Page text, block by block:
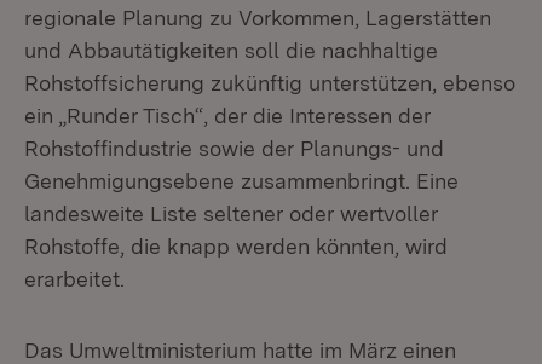
regionale Planung zu Vorkommen, Lagerstätten
und Abbautätigkeiten soll die nachhaltige
Rohstoffsicherung zukünftig unterstützen, ebenso
ein „Runder Tisch“, der die Interessen der
Rohstoffindustrie sowie der Planungs- und
Genehmigungsebene zusammenbringt. Eine
landesweite Liste seltener oder wertvoller
Rohstoffe, die knapp werden könnten, wird
erarbeitet.
Das Umweltministerium hatte im März einen